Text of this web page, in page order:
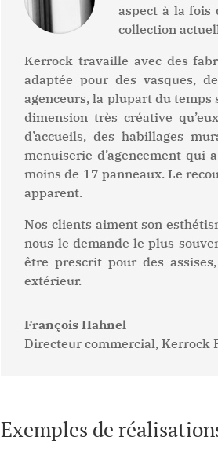
aspect à la fois
collection
Kerrock travaille avec des
adaptée pour des vasques,
agenceurs, la plupart du temps
dimension très créative
d’accueils, des habillages
menuiserie d’agencement qui
moins de 17 panneaux. Le
apparent.
Nos clients aiment son
nous le demande le plus
être prescrit pour des
extérieur.
François Hahnel
Directeur commercial, Kerrock
Exemples de